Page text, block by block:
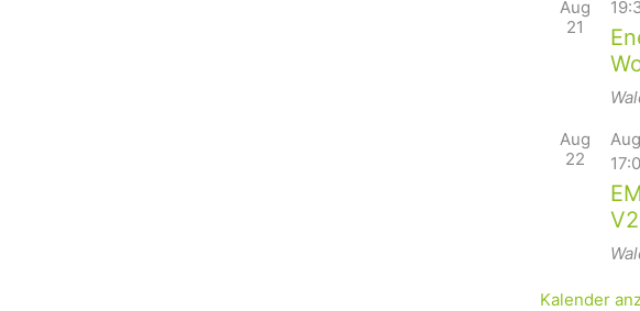
Aug
21
Aug
22
Kalender